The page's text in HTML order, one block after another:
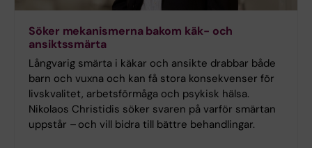
Söker mekanismerna bakom käk- och
ansiktssmärta
Långvarig smärta i käkar och ansikte drabbar både
barn och vuxna och kan få stora konsekvenser för
livskvalitet, arbetsförmåga och psykisk hälsa.
Nikolaos Christidis söker svaren på varför smärtan
uppstår – och vill bidra till bättre behandlingar.